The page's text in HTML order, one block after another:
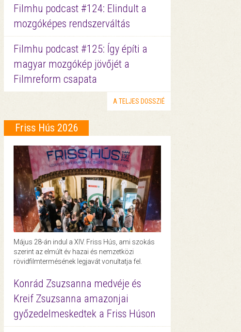
Filmhu podcast #124: Elindult a
mozgóképes rendszerváltás
Filmhu podcast #125: Így építi a
magyar mozgókép jövőjét a
Filmreform csapata
A TELJES DOSSZIÉ
Friss Hús 2026
Május 28-án indul a XIV. Friss Hús, ami szokás
szerint az elmúlt év hazai és nemzetközi
rövidfilmtermésének legjavát vonultatja fel.
Konrád Zsuzsanna medvéje és
Kreif Zsuzsanna amazonjai
győzedelmeskedtek a Friss Húson